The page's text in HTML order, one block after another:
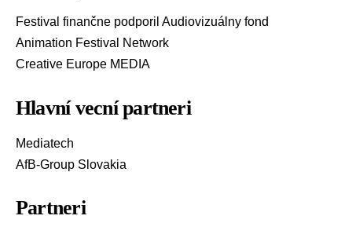
Festival finančne podporil Audiovizuálny fond
Animation Festival Network
Creative Europe MEDIA
Hlavní vecní partneri
Mediatech
AfB-Group Slovakia
Partneri